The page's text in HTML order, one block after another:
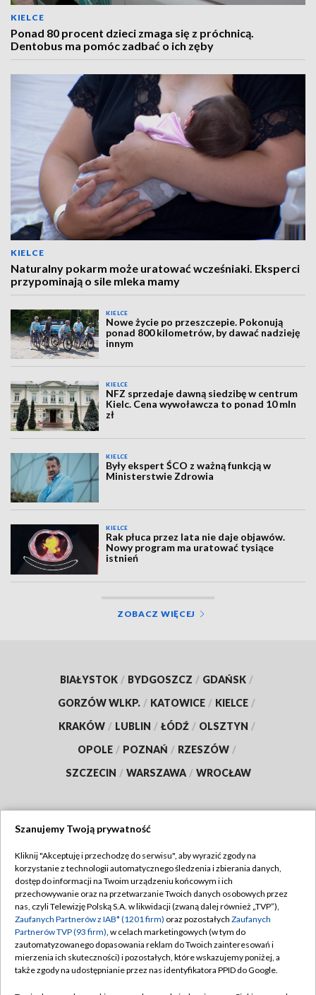
KIELCE
Ponad 80 procent dzieci zmaga się z próchnicą.
Dentobus ma pomóc zadbać o ich zęby
KIELCE
Naturalny pokarm może uratować wcześniaki. Eksperci
przypominają o sile mleka mamy
KIELCE
Nowe życie po przeszczepie. Pokonują
ponad 800 kilometrów, by dawać nadzieję
innym
KIELCE
NFZ sprzedaje dawną siedzibę w centrum
Kielc. Cena wywoławcza to ponad 10 mln
zł
KIELCE
Były ekspert ŚCO z ważną funkcją w
Ministerstwie Zdrowia
KIELCE
Rak płuca przez lata nie daje objawów.
Nowy program ma uratować tysiące
istnień
ZOBACZ WIĘCEJ
BIAŁYSTOK / BYDGOSZCZ / GDAŃSK /
GORZÓW WLKP. / KATOWICE / KIELCE /
KRAKÓW / LUBLIN / ŁÓDŹ / OLSZTYN /
OPOLE / POZNAŃ / RZESZÓW /
SZCZECIN / WARSZAWA / WROCŁAW
TVP
Abonament TVP
Emisja w TVP
Centrum informacji TVP
Naziemna Telewizja Cyfrowa
Regulamin TVP
Polityka prywatności
Moje zgody
Pomoc
Szanujemy Twoją prywatność
Kliknij "Akceptuję i przechodzę do serwisu", aby wyrazić zgody na
korzystanie z technologii automatycznego śledzenia i zbierania danych,
dostęp do informacji na Twoim urządzeniu końcowym i ich
przechowywanie oraz na przetwarzanie Twoich danych osobowych przez
nas, czyli Telewizję Polską S.A. w likwidacji (zwaną dalej również „TVP”),
Zaufanych Partnerów z IAB* (1201 firm) oraz pozostałych Zaufanych
Partnerów TVP (93 firm), w celach marketingowych (w tym do
zautomatyzowanego dopasowania reklam do Twoich zainteresowań i
mierzenia ich skuteczności) i pozostałych, które wskazujemy poniżej, a
także zgody na udostępnianie przez nas identyfikatora PPID do Google.